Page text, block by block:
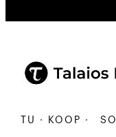
· KOOP ·